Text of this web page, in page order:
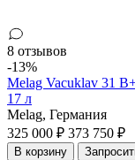
8 отзывов
-13%
Melag Vacuklav 31
17 л
Melag, Германия
325 000 ₽ 373 750 ₽
В корзину